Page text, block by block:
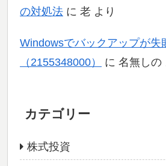
の対処法 に 老 より
Windowsでバックアップが失
（2155348000）
に 名無しの
カテゴリー
株式投資